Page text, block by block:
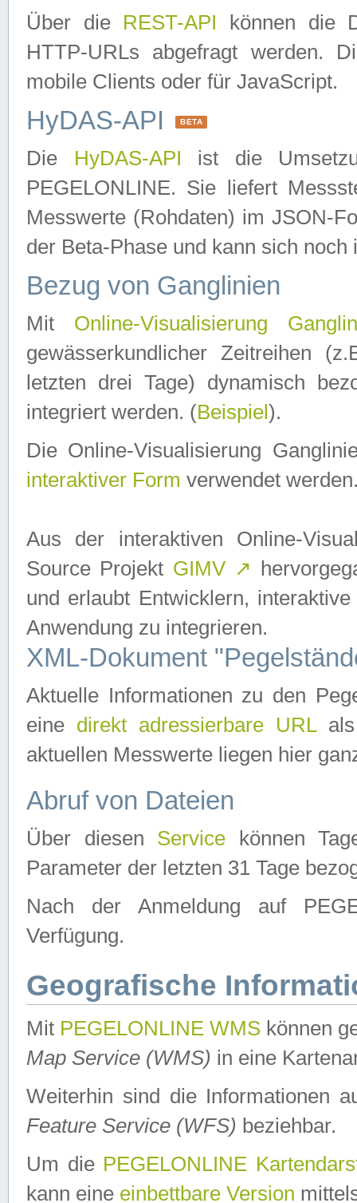
Über die REST-API können die
HTTP-URLs abgefragt werden.
mobile Clients oder für JavaScript.
HyDAS-API BETA
Die HyDAS-API ist die
PEGELONLINE. Sie liefert
Messwerte (Rohdaten) im JSON-
der Beta-Phase und kann sich noch
Bezug von Ganglinien
Mit Online-Visualisierung
gewässerkundlicher Zeitreihen
letzten drei Tage) dynamisch
integriert werden. (Beispiel ).
Die Online-Visualisierung
interaktiver Form verwendet
Aus der interaktiven Online-
Source Projekt GIMV ↗
und erlaubt Entwicklern,
Anwendung zu integrieren.
XML-Dokument
Aktuelle Informationen zu den
eine direkt adressierbare URLals
aktuellen Messwerte liegen hier
Abruf von Dateien
Über diesen Service können
Parameter der letzten 31 Tage
Nach der Anmeldung auf
Verfügung.
Geografische
Mit PEGELONLINE WMS können
Map Service (WMS) in eine
Weiterhin sind die Informationen
Feature Service (WFS) beziehbar.
Um die PEGELONLINE
kann eine einbettbare Version